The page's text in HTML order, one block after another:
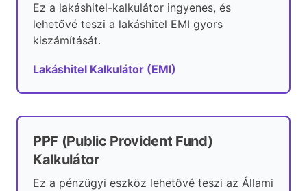
Ez a lakáshitel-kalkulátor ingyenes, és
lehetővé teszi a lakáshitel EMI gyors
kiszámítását.
Lakáshitel Kalkulátor (EMI)
PPF (Public Provident Fund)
Kalkulátor
Ez a pénzügyi eszköz lehetővé teszi az Állami